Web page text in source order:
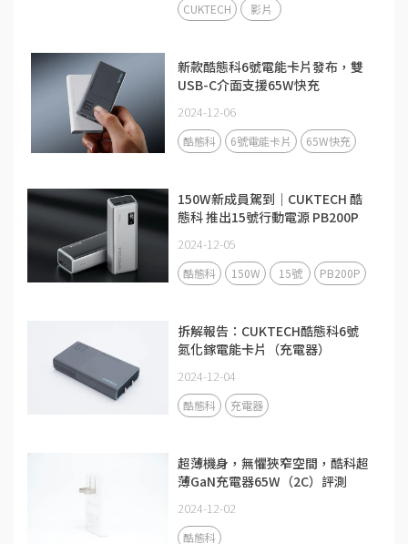
CUKTECH 影片
新款酷態科6號電能卡片發布，雙
USB-C介面支援65W快充
2024-12-06
酷態科 6號電能卡片 65W快充
150W新成員駕到｜CUKTECH 酷
態科 推出15號行動電源 PB200P
2024-12-05
酷態科 150W 15號 PB200P
拆解報告：CUKTECH酷態科6號
氮化鎵電能卡片（充電器）
2024-12-04
酷態科 充電器
超薄機身，無懼狹窄空間，酷科超
薄GaN充電器65W（2C）評測
2024-12-02
酷態科